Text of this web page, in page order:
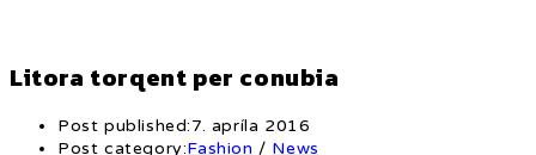
Litora torqent per conubia
Post published:7. apríla 2016
Post category:Fashion / News